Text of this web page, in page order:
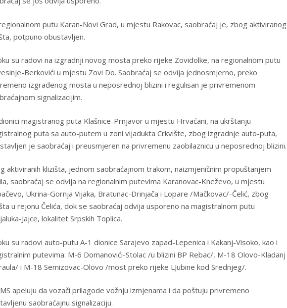
putu Karan-Novi Grad, u mjestu Rakovac, saobraćaj je, zbog aktiviranog
potpuno obustavljen.
su radovi na izgradnji novog mosta preko rijeke Zovidolke, na regionalnom putu
Berkovići u mjestu Zovi Do. Saobraćaj se odvija jednosmjerno, preko
izgrađenog mosta u neposrednoj blizini i regulisan je privremenom
signalizacijim.
magistranog puta Klašnice-Prnjavor u mjestu Hrvaćani, na ukrštanju
puta sa auto-putem u zoni vijadukta Crkvište, zbog izgradnje auto-puta,
je saobraćaj i preusmjeren na privremenu zaobilaznicu u neposrednoj blizini.
aktiviranih klizišta, jednom saobraćajnom trakom, naizmjeničnim propuštanjem
saobraćaj se odvija na regionalnim putevima Karanovac-Kneževo, u mjestu
Ukrina-Gornja Vijaka, Bratunac-Drinjača i Lopare /Mačkovac/-Čelić, zbog
u rejonu Čelića, dok se saobraćaj odvija usporeno na magistralnom putu
Jajce, lokalitet Srpskih Toplica.
su radovi auto-putu A-1 dionice Sarajevo zapad-Lepenica i Kakanj-Visoko, kao i
putevima: M-6 Domanovići-Stolac /u blizini BP Rebac/, M-18 Olovo-Kladanj
i M-18 Semizovac-Olovo /most preko rijeke LJubine kod Srednjeg/.
apeluju da vozači prilagode vožnju izmjenama i da poštuju privremeno
saobraćajnu signalizaciju.